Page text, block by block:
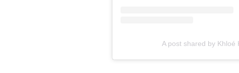
A post shared by Khloé